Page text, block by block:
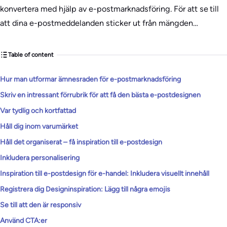
konvertera med hjälp av e-postmarknadsföring. För att se till
att dina e-postmeddelanden sticker ut från mängden…
Table of content
Hur man utformar ämnesraden för e-postmarknadsföring
Skriv en intressant förrubrik för att få den bästa e-postdesignen
Var tydlig och kortfattad
Håll dig inom varumärket
Håll det organiserat – få inspiration till e-postdesign
Inkludera personalisering
Inspiration till e-postdesign för e-handel: Inkludera visuellt innehåll
Registrera dig Designinspiration: Lägg till några emojis
Se till att den är responsiv
Använd CTA:er